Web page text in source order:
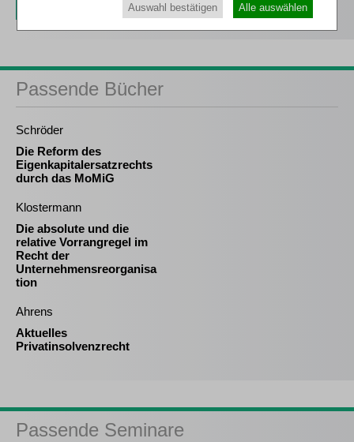
Passende Bücher
Schröder
Die Reform des
Eigenkapitalersatzrechts
durch das MoMiG
Klostermann
Die absolute und die
relative Vorrangregel im
Recht der
Unternehmensreorganisa
tion
Ahrens
Aktuelles
Privatinsolvenzrecht
Passende Seminare
Auswahl bestätigen Alle auswählen